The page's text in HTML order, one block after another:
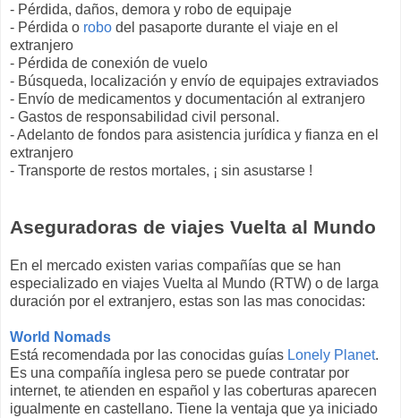
- Pérdida, daños, demora y robo de equipaje
- Pérdida o robo del pasaporte durante el viaje en el
extranjero
- Pérdida de conexión de vuelo
- Búsqueda, localización y envío de equipajes extraviados
- Envío de medicamentos y documentación al extranjero
- Gastos de responsabilidad civil personal.
- Adelanto de fondos para asistencia jurídica y fianza en el
extranjero
- Transporte de restos mortales, ¡ sin asustarse !
Aseguradoras de viajes Vuelta al Mundo
En el mercado existen varias compañías que se han
especializado en viajes Vuelta al Mundo (RTW) o de larga
duración por el extranjero, estas son las mas conocidas:
World Nomads
Está recomendada por las conocidas guías Lonely Planet.
Es una compañía inglesa pero se puede contratar por
internet, te atienden en español y las coberturas aparecen
igualmente en castellano. Tiene la ventaja que ya iniciado